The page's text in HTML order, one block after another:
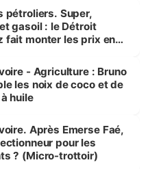
pétroliers. Super,
gasoil : le Détroit
fait monter les prix en
- Agriculture : Bruno
les noix de coco et de
huile
Après Emerse Faé,
pour les
? (Micro-trottoir)